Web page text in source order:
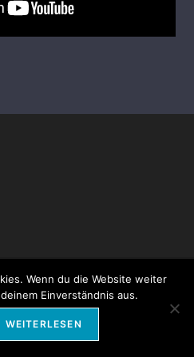
| Impressum |Datenschutz
Wenn du die Website weiter
Einverständnis aus.
WEITERLESEN